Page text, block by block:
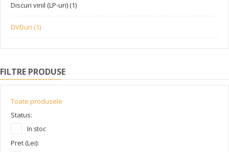
Discuri vinil (LP-uri) (1)
DVDuri (1)
FILTRE PRODUSE
Toate produsele
Status:
In stoc
Pret (Lei):